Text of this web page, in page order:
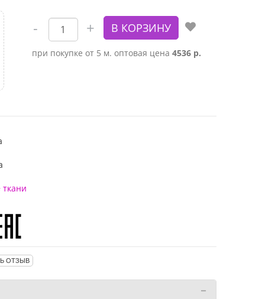
при покупке от 5 м. оптовая цена 4536 р.
ткани
ОТЗЫВ